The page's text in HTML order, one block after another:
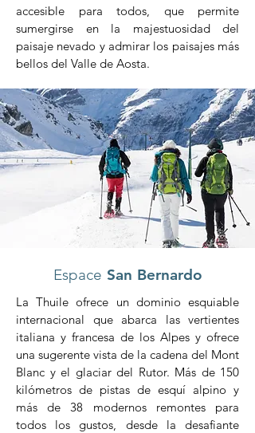
accesible para todos, que permite
sumergirse en la majestuosidad del
paisaje nevado y admirar los paisajes más
bellos del Valle de Aosta.
Espace San Bernardo
La Thuile ofrece un dominio esquiable
internacional que abarca las vertientes
italiana y francesa de los Alpes y ofrece
una sugerente vista de la cadena del Mont
Blanc y el glaciar del Rutor. Más de 150
kilómetros de pistas de esquí alpino y
más de 38 modernos remontes para
todos los gustos, desde la desafiante